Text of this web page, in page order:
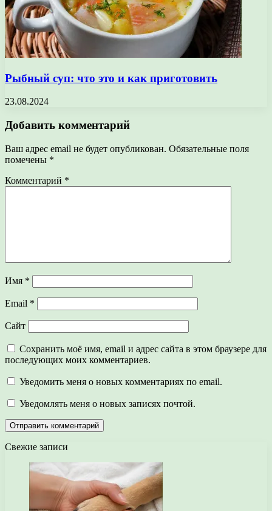
Рыбный суп: что это и как приготовить
23.08.2024
Добавить комментарий
Ваш адрес email не будет опубликован. Обязательные поля
помечены *
Комментарий *
Имя *
Email *
Сайт
Сохранить моё имя, email и адрес сайта в этом браузере для
последующих моих комментариев.
Уведомить меня о новых комментариях по email.
Уведомлять меня о новых записях почтой.
Свежие записи